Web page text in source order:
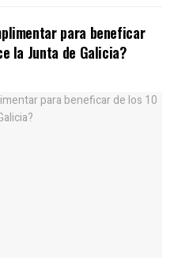
para beneficar
la Junta de Galicia?